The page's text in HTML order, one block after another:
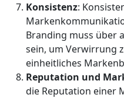
Konsistenz:
Branding muss über
sein, um Verwirrung
einheitliches
Reputation und
die Reputation einer